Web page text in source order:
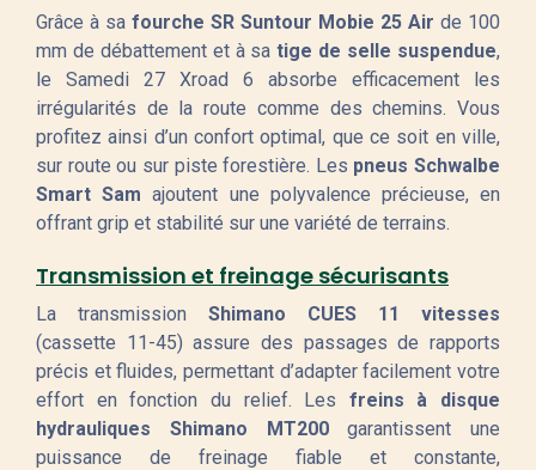
Grâce à sa fourche SR Suntour Mobie 25 Air de 100
mm de débattement et à satige de selle suspendue,
le Samedi 27 Xroad 6 absorbe efficacement les
irrégularités de la route comme des chemins. Vous
profitez ainsi d’un confort optimal, que ce soit en ville,
sur route ou sur piste forestière. Les pneus Schwalbe
Smart Sam ajoutent une polyvalence précieuse, en
offrant grip et stabilité sur une variété de terrains.
Transmission et freinage sécurisants
La transmission Shimano CUES 11 vitesses
(cassette 11-45) assure des passages de rapports
précis et fluides, permettant d’adapter facilement votre
effort en fonction du relief. Les freins à disque
hydrauliques Shimano MT200garantissent une
puissance de freinage fiable et constante,